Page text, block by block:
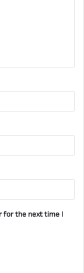
for the next time I